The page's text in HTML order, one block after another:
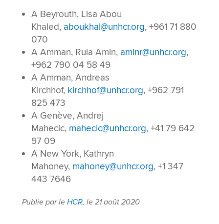
A Beyrouth, Lisa Abou
Khaled, aboukhal@unhcr.org, +961 71 880
070
A Amman, Rula Amin, aminr@unhcr.org,
+962 790 04 58 49
A Amman, Andreas
Kirchhof, kirchhof@unhcr.org, +962 791
825 473
A Genève, Andrej
Mahecic, mahecic@unhcr.org, +41 79 642
97 09
A New York, Kathryn
Mahoney, mahoney@unhcr.org, +1 347
443 7646
Publie par le HCR, le 21 août 2020